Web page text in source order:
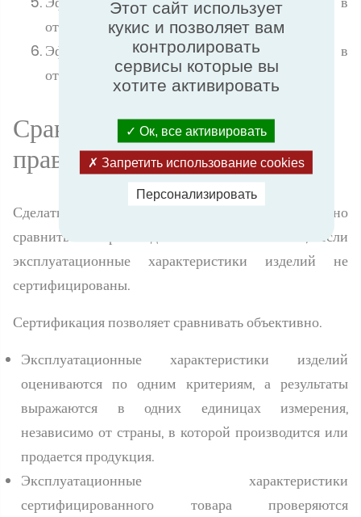
отношении аллергенов
Эффективность работы очистителя воздуха в
отношении микроорганизмов
Сравнить, чтобы сделать
правильный выбор
Сделать правильный выбор очень просто: нужно
сравнить товары. Однако это невозможно, если
эксплуатационные характеристики изделий не
сертифицированы.
Сертификация позволяет сравнивать объективно.
Эксплуатационные характеристики изделий
оцениваются по одним критериям, а результаты
выражаются в одних единицах измерения,
независимо от страны, в которой производится или
продается продукция.
Эксплуатационные характеристики
сертифицированного товара проверяются
Этот сайт использует
кукис и позволяет вам
контролировать
сервисы которые вы
хотите активировать
Ок, все активировать
Запретить использование cookies
Персонализировать